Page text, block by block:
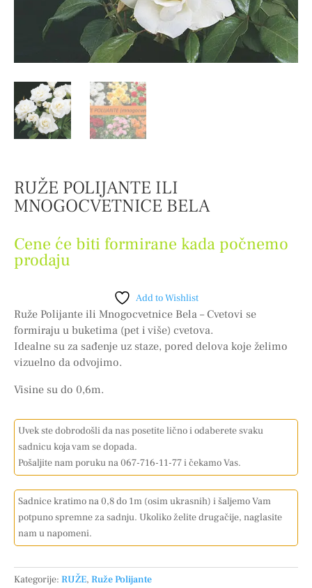
RUŽE POLIJANTE ILI
MNOGOCVETNICE BELA
Cene će biti formirane kada počnemo
prodaju
Add to Wishlist
Ruže Polijante ili Mnogocvetnice Bela – Cvetovi se
formiraju u buketima (pet i više) cvetova.
Idealne su za sađenje uz staze, pored delova koje želimo
vizuelno da odvojimo.
Visine su do 0,6m.
Uvek ste dobrodošli da nas posetite lično i odaberete svaku
sadnicu koja vam se dopada.
Pošaljite nam poruku na 067-716-11-77 i čekamo Vas.
Sadnice kratimo na 0,8 do 1m (osim ukrasnih) i šaljemo Vam
potpuno spremne za sadnju. Ukoliko želite drugačije, naglasite
nam u napomeni.
Kategorije: RUŽE, Ruže Polijante